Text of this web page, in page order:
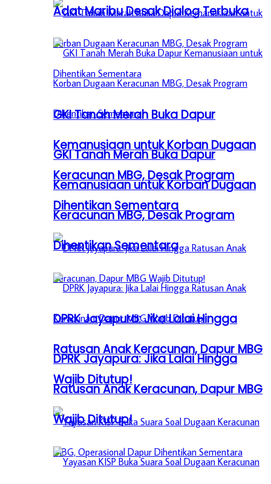
GKI Tanah Merah Buka Dapur
Kemanusiaan untuk Korban Dugaan
Keracunan MBG, Desak Program
Dihentikan Sementara
DPRK Jayapura: Jika Lalai Hingga
Ratusan Anak Keracunan, Dapur MBG
Wajib Ditutup!
Adat Maribu Desak Dialog Terbuka
GKI Tanah Merah Buka Dapur
Kemanusiaan untuk Korban Dugaan
Keracunan MBG, Desak Program
Dihentikan Sementara
DPRK Jayapura: Jika Lalai Hingga
Ratusan Anak Keracunan, Dapur MBG
Wajib Ditutup!